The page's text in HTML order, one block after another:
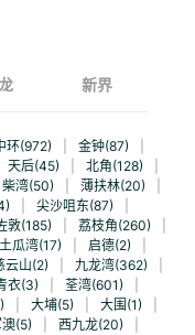
新界
环(972) 金钟(87)
天后(45) 北角(128)
柴湾(50) 薄扶林(20)
尖沙咀东(87)
敦(185) 荔枝角(260)
土瓜湾(17) 启德(2)
云山(2) 九龙湾(362)
衣(3) 荃湾(601)
大埔(5) 大围(1)
(5) 西九龙(20)